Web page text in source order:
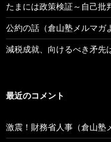
たまには政策検証～自己批
公約の話（倉山塾メルマガ
減税成就、向けるべき矛先
最近のコメント
激震！財務省人事（倉山塾